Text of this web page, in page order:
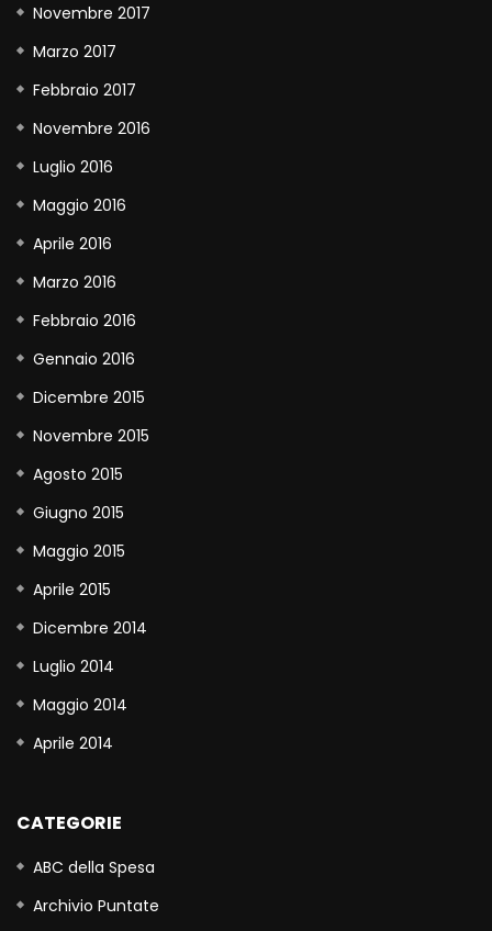
Novembre 2017
Marzo 2017
Febbraio 2017
Novembre 2016
Luglio 2016
Maggio 2016
Aprile 2016
Marzo 2016
Febbraio 2016
Gennaio 2016
Dicembre 2015
Novembre 2015
Agosto 2015
Giugno 2015
Maggio 2015
Aprile 2015
Dicembre 2014
Luglio 2014
Maggio 2014
Aprile 2014
CATEGORIE
ABC della Spesa
Archivio Puntate